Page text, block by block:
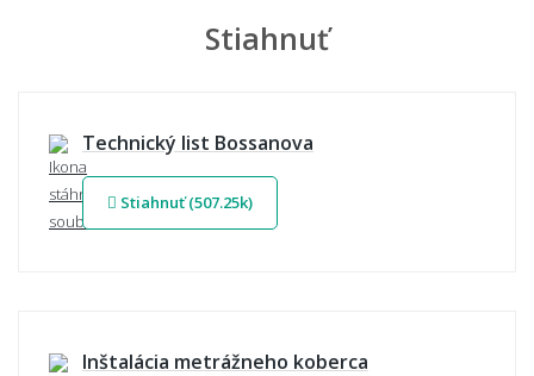
Stiahnuť
Technický list Bossanova
Stiahnuť (507.25k)
Inštalácia metrážneho koberca